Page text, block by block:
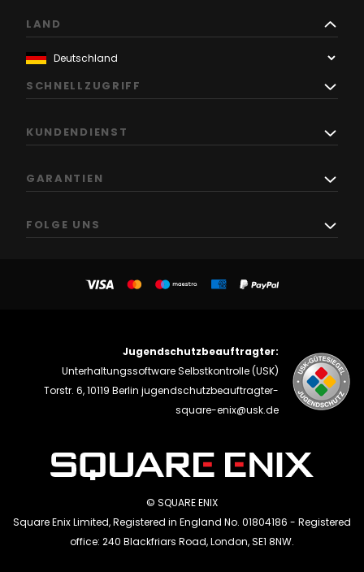
LAND
SCHNELLZUGRIFF
KUNDENDIENST
GARANTIEN
FOLGE UNS
Jugendschutzbeauftragter:
Unterhaltungssoftware Selbstkontrolle (USK)
Torstr. 6, 10119 Berlin jugendschutzbeauftragter-
square-enix@usk.de
© SQUARE ENIX
Square Enix Limited, Registered in England No. 01804186 - Registered
office: 240 Blackfriars Road, London, SE1 8NW.